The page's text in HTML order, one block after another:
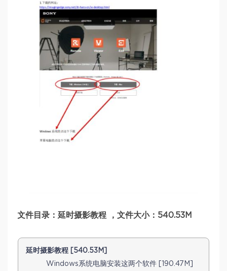
文件目录：延时摄影教程 ，文件大小：540.53M
延时摄影教程 [540.53M]
Windows系统电脑安装这两个软件 [190.47M]